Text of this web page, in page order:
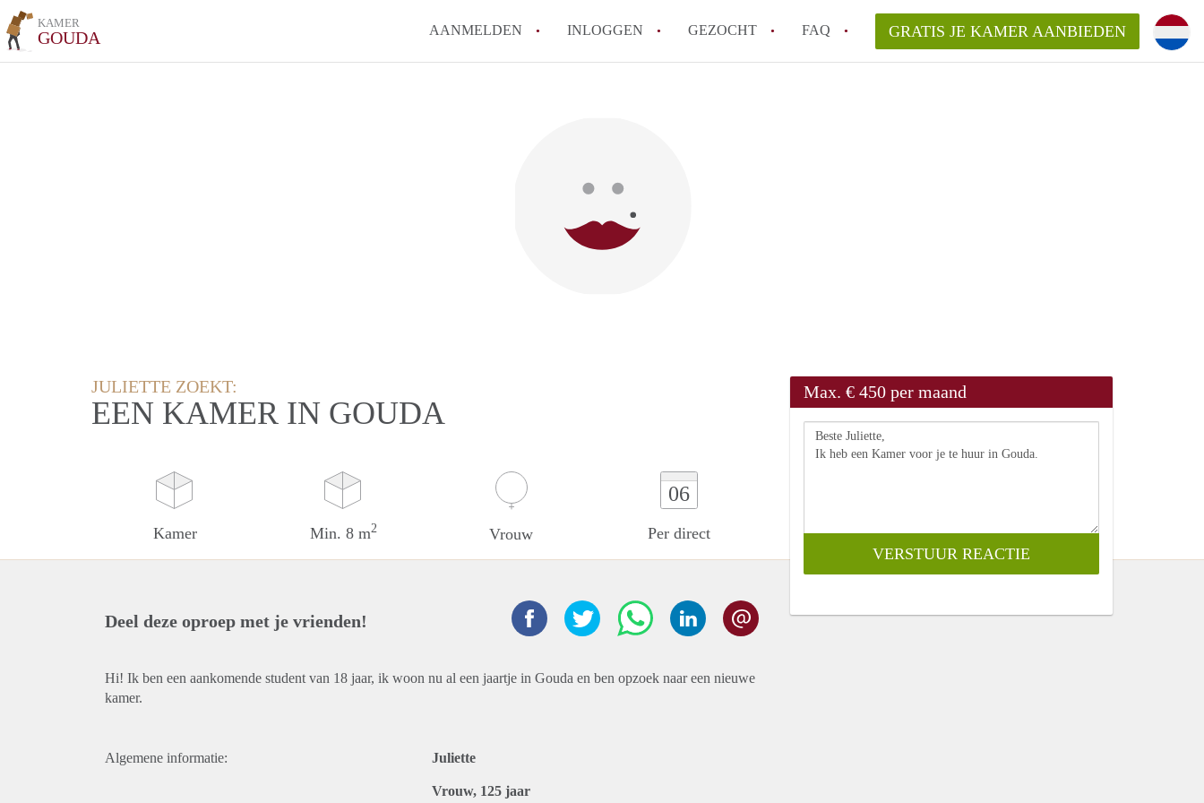
KAMER
GOUDA AANMELDEN INLOGGEN GEZOCHT FAQ GRATIS JE KAMER AANBIEDEN
JULIETTE ZOEKT:
EEN KAMER IN GOUDA
Kamer Min. 8 m2 Vrouw
06
Per direct
Max. € 450 per maand
Deel deze oproep met je vrienden!
Hi! Ik ben een aankomende student van 18 jaar, ik woon nu al een jaartje in Gouda en ben opzoek naar een nieuwe
kamer.
Algemene informatie: Juliette
Vrouw, 125 jaar